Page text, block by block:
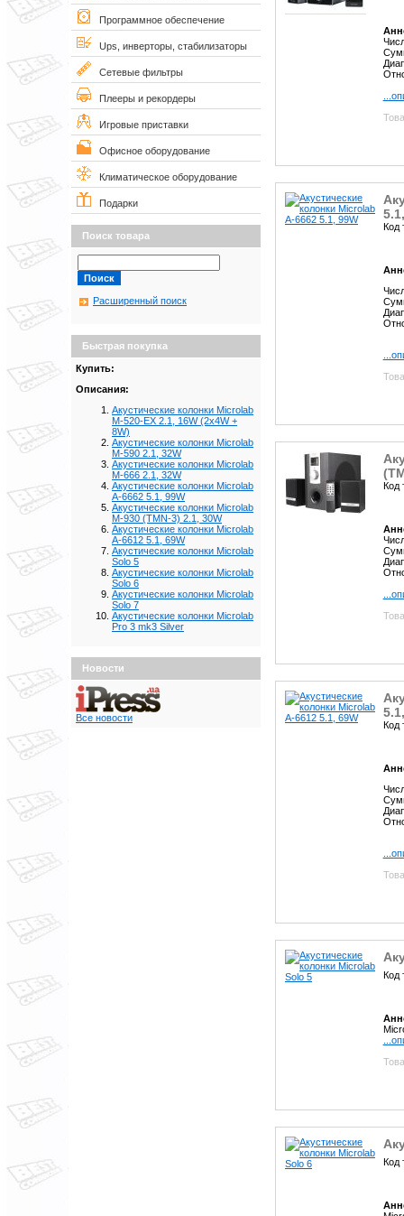
Программное обеспечение
Ups, инверторы, стабилизаторы
Сетевые фильтры
Плееры и рекордеры
Игровые приставки
Офисное оборудование
Климатическое оборудование
Подарки
Поиск товара
Расширенный поиск
Быстрая покупка
Купить:
Описания:
Акустические колонки Microlab
M-520-EX 2.1, 16W (2x4W +
8W)
Акустические колонки Microlab
M-590 2.1, 32W
Акустические колонки Microlab
M-666 2.1, 32W
Акустические колонки Microlab
A-6662 5.1, 99W
Акустические колонки Microlab
M-930 (TMN-3) 2.1, 30W
Акустические колонки Microlab
A-6612 5.1, 69W
Акустические колонки Microlab
Solo 5
Акустические колонки Microlab
Solo 6
Акустические колонки Microlab
Solo 7
Акустические колонки Microlab
Pro 3 mk3 Silver
Новости
Все новости
Код
Код
Код
Код
Код